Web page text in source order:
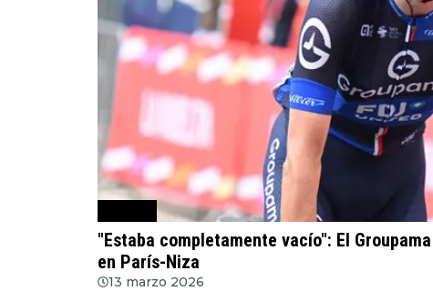
"Estaba completamente vacío": El
en París-Niza
13 marzo 2026